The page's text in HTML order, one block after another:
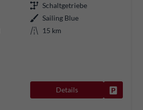
Schaltgetriebe
Sailing Blue
15 km
Details